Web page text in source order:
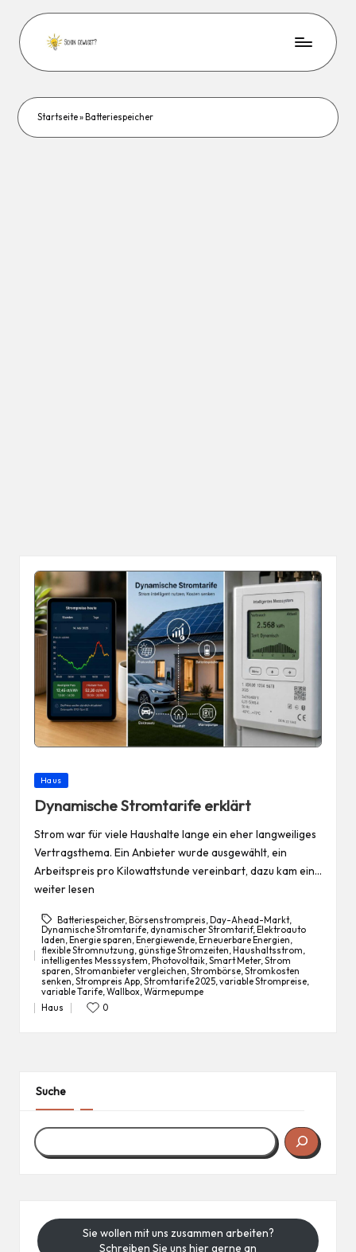
Startseite» Batteriespeicher
Posted
Haus
Dynamische Stromtarife erklärt
Strom war für viele Haushalte lange ein eher langweiliges
Vertragsthema. Ein Anbieter wurde ausgewählt, ein
Arbeitspreis pro Kilowattstunde vereinbart, dazu kam ein…
weiter lesen
Tags:
Batteriespeicher, Börsenstrompreis Day-Ahead-Markt,
Dynamische Stromtarife, dynamischer Stromtarif, Elektroauto
laden, Energie sparen, Energiewende, Erneuerbare Energien,
flexible Stromnutzung, günstige Stromzeiten, Haushaltsstrom,
intelligentes Messsystem, Photovoltaik,Smart Meter,Strom
sparen,Stromanbieter vergleichen,Strombörse,Stromkosten
senken,Strompreis App,Stromtarife 2025,variable Strompreise,
variable Tarife,Wallbox,Wärmepumpe
Posted
Haus 0
Suche
Sie wollen mit uns zusammen arbeiten?
Schreiben Sie uns hier gerne an